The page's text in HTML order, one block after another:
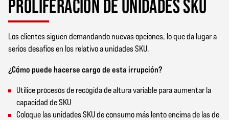
PROLIFERACIÓN DE UNIDADES SKU
Los clientes siguen demandando nuevas opciones, lo que da lugar a
serios desafíos en los relativo a unidades SKU.
¿Cómo puede hacerse cargo de esta irrupción?
Utilice procesos de recogida de altura variable para aumentar la
capacidad de SKU
Coloque las unidades SKU de consumo más lento encima de las de